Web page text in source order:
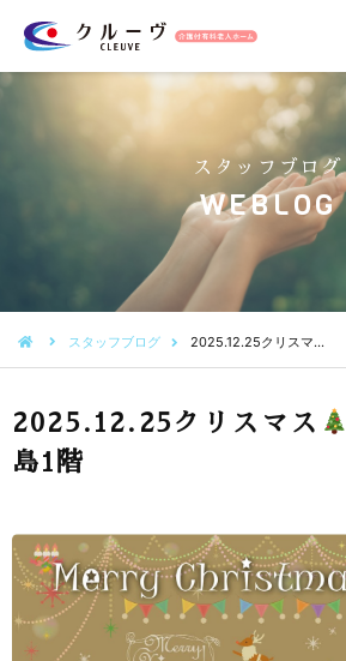
スタッフブログ
WEBLOG
スタッフブログ 2025.12.25クリスマ…
2025.12.25クリスマス
島1階